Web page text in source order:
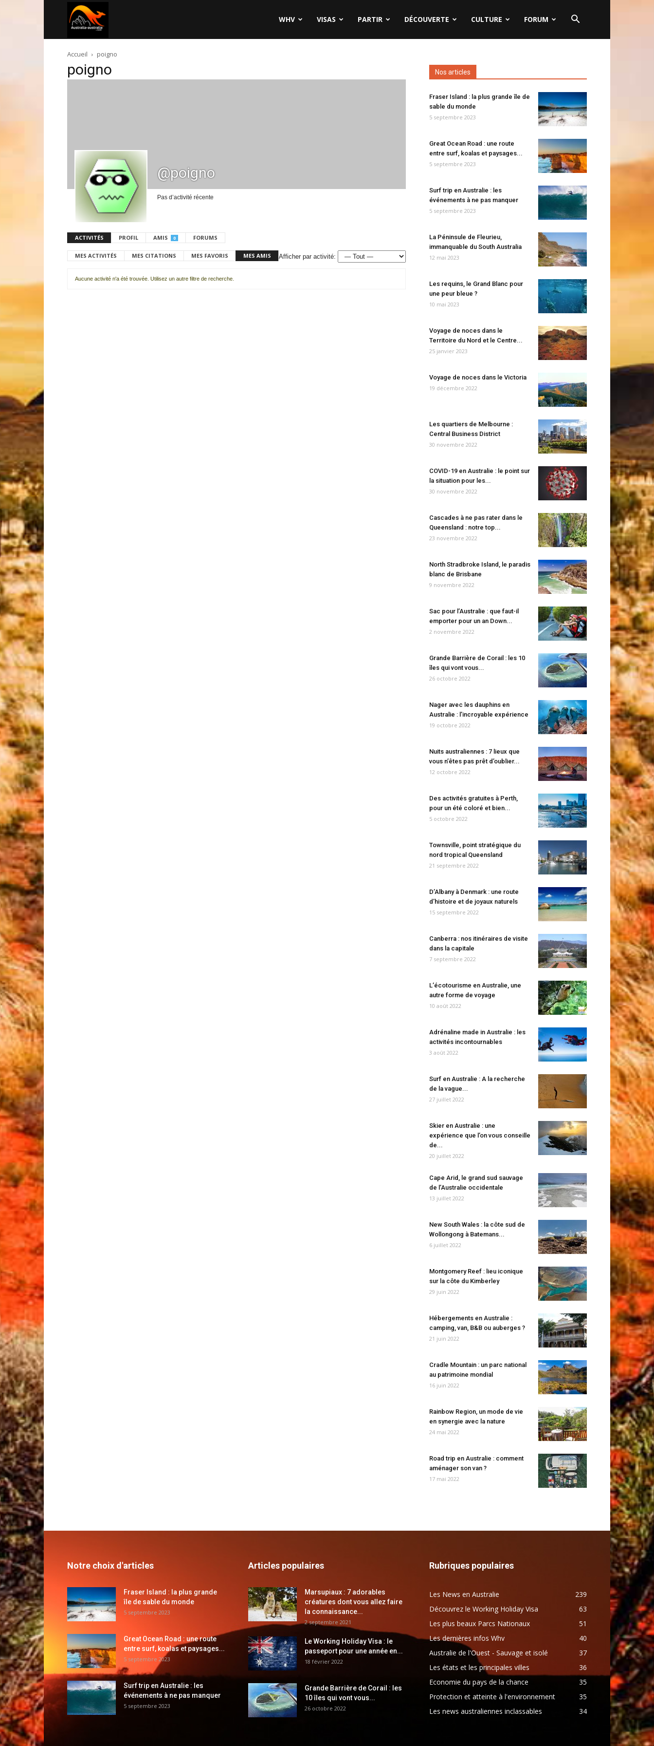
australie.com
WHV VISAS PARTIR DÉCOUVERTE CULTURE FORUM
Accueil poigno
poigno
@poigno
Pas d’activité récente
ACTIVITÉS PROFIL AMIS 0 FORUMS
MES ACTIVITÉS MES CITATIONS MES FAVORIS MES AMIS Afficher par activité:
Aucune activité n'a été trouvée. Utilisez un autre filtre de recherche.
Nos articles
Fraser Island : la plus grande île de
sable du monde
5 septembre 2023
Great Ocean Road : une route
entre surf, koalas et paysages...
5 septembre 2023
Surf trip en Australie : les
événements à ne pas manquer
5 septembre 2023
La Péninsule de Fleurieu,
immanquable du South Australia
12 mai 2023
Les requins, le Grand Blanc pour
une peur bleue ?
10 mai 2023
Voyage de noces dans le
Territoire du Nord et le Centre...
25 janvier 2023
Voyage de noces dans le Victoria
19 décembre 2022
Les quartiers de Melbourne :
Central Business District
30 novembre 2022
COVID-19 en Australie : le point sur
la situation pour les...
30 novembre 2022
Cascades à ne pas rater dans le
Queensland : notre top...
23 novembre 2022
North Stradbroke Island, le paradis
blanc de Brisbane
9 novembre 2022
Sac pour l’Australie : que faut-il
emporter pour un an Down...
2 novembre 2022
Grande Barrière de Corail : les 10
îles qui vont vous...
26 octobre 2022
Nager avec les dauphins en
Australie : l’incroyable expérience
19 octobre 2022
Nuits australiennes : 7 lieux que
vous n’êtes pas prêt d’oublier...
12 octobre 2022
Des activités gratuites à Perth,
pour un été coloré et bien...
5 octobre 2022
Townsville, point stratégique du
nord tropical Queensland
21 septembre 2022
D’Albany à Denmark : une route
d’histoire et de joyaux naturels
15 septembre 2022
Canberra : nos itinéraires de visite
dans la capitale
7 septembre 2022
L’écotourisme en Australie, une
autre forme de voyage
10 août 2022
Adrénaline made in Australie : les
activités incontournables
3 août 2022
Surf en Australie : A la recherche
de la vague...
27 juillet 2022
Skier en Australie : une
expérience que l’on vous conseille
de...
20 juillet 2022
Cape Arid, le grand sud sauvage
de l’Australie occidentale
13 juillet 2022
New South Wales : la côte sud de
Wollongong à Batemans...
6 juillet 2022
Montgomery Reef : lieu iconique
sur la côte du Kimberley
29 juin 2022
Hébergements en Australie :
camping, van, B&B ou auberges ?
21 juin 2022
Cradle Mountain : un parc national
au patrimoine mondial
16 juin 2022
Rainbow Region, un mode de vie
en synergie avec la nature
24 mai 2022
Road trip en Australie : comment
aménager son van ?
17 mai 2022
Notre choix d'articles
Fraser Island : la plus grande
île de sable du monde
5 septembre 2023
Great Ocean Road : une route
entre surf, koalas et paysages...
5 septembre 2023
Surf trip en Australie : les
événements à ne pas manquer
5 septembre 2023
Articles populaires
Marsupiaux : 7 adorables
créatures dont vous allez faire
la connaissance...
2 septembre 2021
Le Working Holiday Visa : le
passeport pour une année en...
18 février 2022
Grande Barrière de Corail : les
10 îles qui vont vous...
26 octobre 2022
Rubriques populaires
Les News en Australie
239
Découvrez le Working Holiday Visa
63
Les plus beaux Parcs Nationaux
51
Les dernières infos Whv
40
Australie de l'Ouest - Sauvage et isolé
37
Les états et les principales villes
36
Economie du pays de la chance
35
Protection et atteinte à l'environnement
35
Les news australiennes inclassables
34